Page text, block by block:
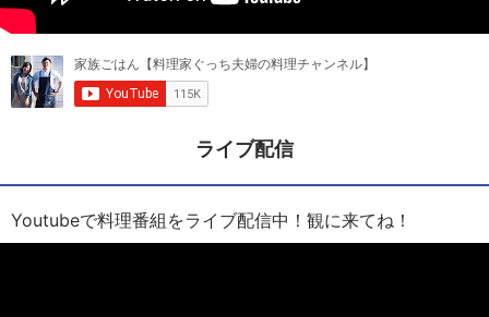
ライブ配信
Youtubeで料理番組をライブ配信中！観に来てね！